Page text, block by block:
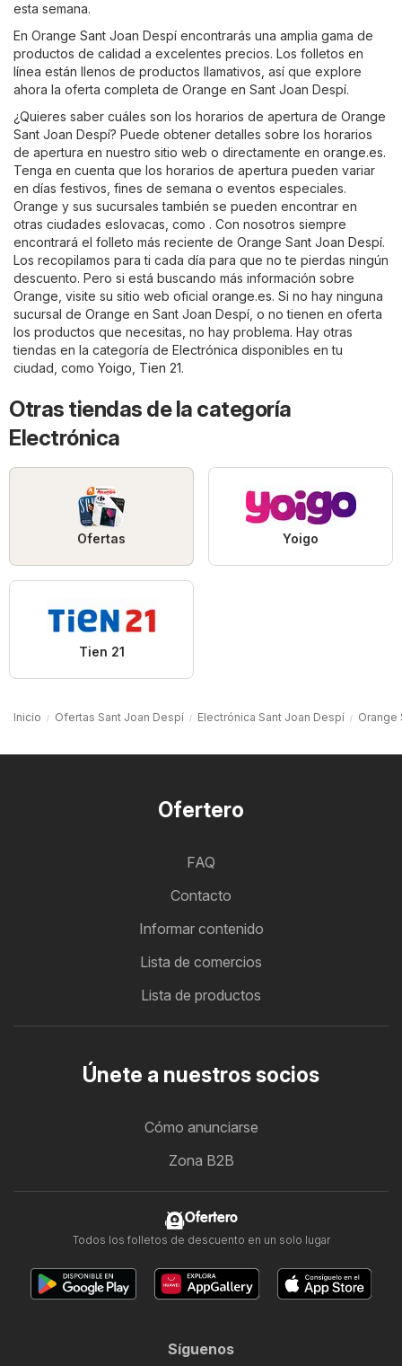
esta semana.
En Orange Sant Joan Despí encontrarás una amplia gama de
productos de calidad a excelentes precios. Los folletos en
línea están llenos de productos llamativos, así que explore
ahora la oferta completa de Orange en Sant Joan Despí.
¿Quieres saber cuáles son los horarios de apertura de Orange
Sant Joan Despí? Puede obtener detalles sobre los horarios
de apertura en nuestro sitio web o directamente en orange.es.
Tenga en cuenta que los horarios de apertura pueden variar
en días festivos, fines de semana o eventos especiales.
Orange y sus sucursales también se pueden encontrar en
otras ciudades eslovacas, como . Con nosotros siempre
encontrará el folleto más reciente de Orange Sant Joan Despí.
Los recopilamos para ti cada día para que no te pierdas ningún
descuento. Pero si está buscando más información sobre
Orange, visite su sitio web oficial orange.es. Si no hay ninguna
sucursal de Orange en Sant Joan Despí, o no tienen en oferta
los productos que necesitas, no hay problema. Hay otras
tiendas en la categoría de Electrónica disponibles en tu
ciudad, como Yoigo Tien 21.
Otras tiendas de la categoría
Electrónica
Ofertas Yoigo
Tien 21
Inicio Ofertas Sant Joan Despí Electrónica Sant Joan Despí Orange
Ofertero
FAQ
Contacto
Informar contenido
Lista de comercios
Lista de productos
Únete a nuestros socios
Cómo anunciarse
Zona B2B
Ofertero
Todos los folletos de descuento en un solo lugar
Síguenos